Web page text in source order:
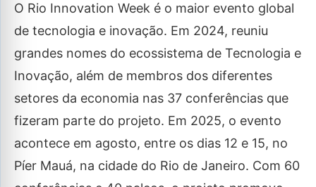
O Rio Innovation Week é o maior evento global
de tecnologia e inovação. Em 2024, reuniu
grandes nomes do ecossistema de Tecnologia e
Inovação, além de membros dos diferentes
setores da economia nas 37 conferências que
fizeram parte do projeto. Em 2025, o evento
acontece em agosto, entre os dias 12 e 15, no
Píer Mauá, na cidade do Rio de Janeiro. Com 60